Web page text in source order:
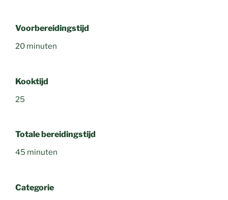
Voorbereidingstijd
20 minuten
Kooktijd
25
Totale bereidingstijd
45 minuten
Categorie